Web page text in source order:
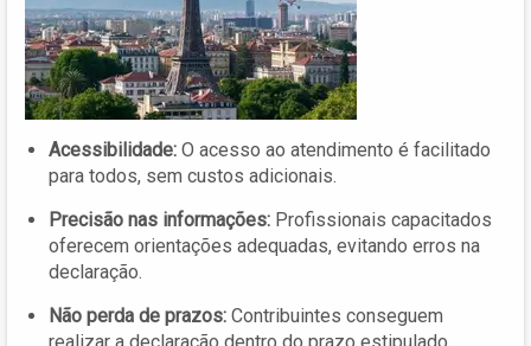
Acessibilidade: O acesso ao atendimento é facilitado
para todos, sem custos adicionais.
Precisão nas informações: Profissionais capacitados
oferecem orientações adequadas, evitando erros na
declaração.
Não perda de prazos: Contribuintes conseguem
realizar a declaração dentro do prazo estipulado,